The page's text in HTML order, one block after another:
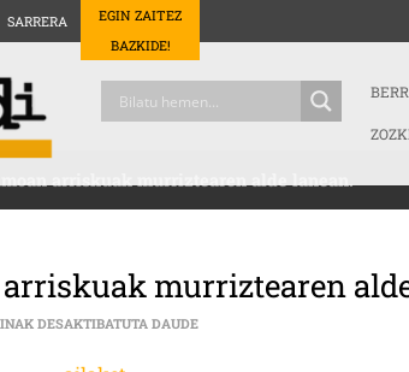
SARRERA
EGIN ZAITEZ
BAZKIDE!
arriskuak murriztearen alde lanean.
murriztearen
DESAKTIBATUTA DAUDEAI LAKET, DROGEN